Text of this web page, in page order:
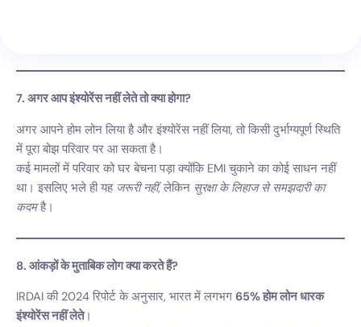
7. अगर आप इंश्योरेंस नहीं लेते तो क्या होगा?
अगर आपने होम लोन लिया है और इंश्योरेंस नहीं लिया, तो किसी दुर्भाग्यपूर्ण स्थिति
में पूरा बोझ परिवार पर आ सकता है।
कई मामलों में परिवार को घर बेचना पड़ा क्योंकि EMI चुकाने का कोई साधन नहीं
था। इसलिए भले ही यह जरूरी नहीं, लेकिन सुरक्षा के लिहाज से समझदारी का
कदमहै।
8. आंकड़ों के मुताबिक लोग क्या करते हैं?
IRDAI की 2024 रिपोर्ट के अनुसार, भारत में लगभग 65% होम लोन धारक
इंश्योरेंस नहीं लेते।